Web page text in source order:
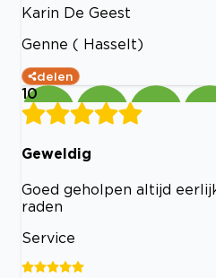
Karin De Geest
Genne ( Hasselt)
delen
10
Geweldig
Goed geholpen altijd
raden
Service